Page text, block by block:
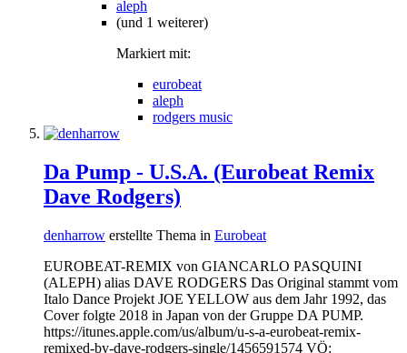
aleph
(und 1 weiterer)
Markiert mit:
eurobeat
aleph
rodgers music
Da Pump - U.S.A. (Eurobeat Remix
Dave Rodgers)
denharrow erstellte Thema in Eurobeat
EUROBEAT-REMIX von GIANCARLO PASQUINI
(ALEPH) alias DAVE RODGERS Das Original stammt vom
Italo Dance Projekt JOE YELLOW aus dem Jahr 1992, das
Cover folgte 2018 in Japan von der Gruppe DA PUMP.
https://itunes.apple.com/us/album/u-s-a-eurobeat-remix-
remixed-by-dave-rodgers-single/1456591574 VÖ: